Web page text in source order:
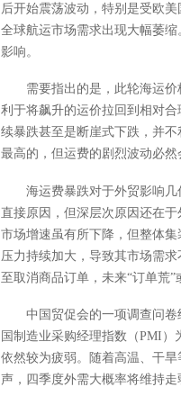
后开始震荡波动，特别是受欧
全球航运市场需求出现大幅萎
影响。
需要指出的是，此轮海运
利于将飙升的运价拉回到相对
续暴跌甚至是断崖式下跌，并
最高的，但运费的剧烈波动必
海运费暴跌对于外贸影响
直接原因，但深层次原因还在
市场增速虽有所下降，但整体
压力持续加大，导致其市场需
至取消商品订单，未来“订单荒”
中国贸促会的一项调查问
国制造业采购经理指数（PMI
依然较为疲弱。随着高温、干
声，四季度外需大概率将维持走